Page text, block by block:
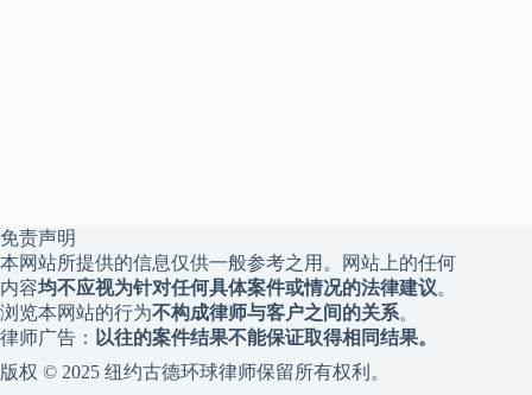
免责声明
本网站所提供的信息仅供一般参考之用。网站上的任何
内容均不应视为针对任何具体案件或情况的法律建议。
浏览本网站的行为不构成律师与客户之间的关系。
律师广告： 以往的案件结果不能保证取得相同结果。
版权 © 2025 纽约古德环球律师保留所有权利。